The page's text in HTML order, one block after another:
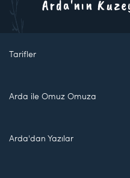
Arda'nın
Tarifler
Arda ile Omuz Omuza
Arda'dan Yazılar